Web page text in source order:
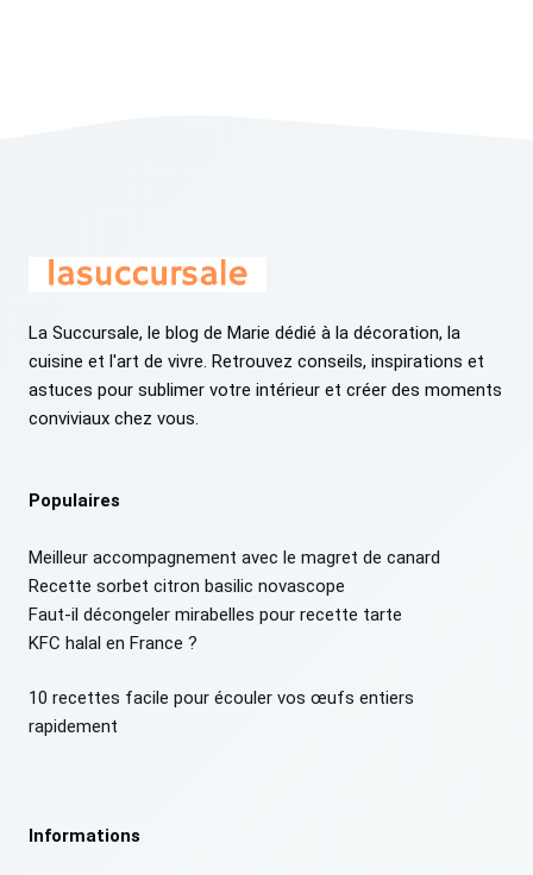
La Succursale, le blog de Marie dédié à la décoration, la
cuisine et l'art de vivre. Retrouvez conseils, inspirations et
astuces pour sublimer votre intérieur et créer des moments
conviviaux chez vous.
Populaires
Meilleur accompagnement avec le magret de canard
Recette sorbet citron basilic novascope
Faut-il décongeler mirabelles pour recette tarte
KFC halal en France ?
10 recettes facile pour écouler vos œufs entiers
rapidement
Informations